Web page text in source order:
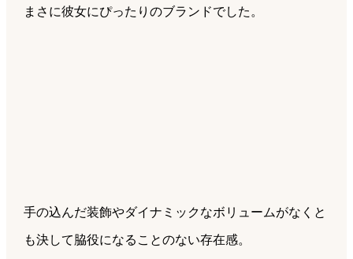
まさに彼女にぴったりのブランドでした。
手の込んだ装飾やダイナミックなボリュームがなくと
も決して脇役になることのない存在感。